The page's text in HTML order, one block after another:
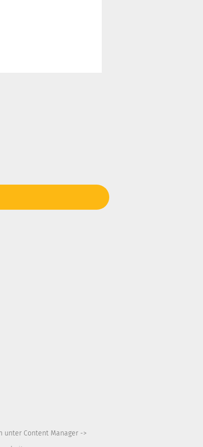
unter Content Manager ->